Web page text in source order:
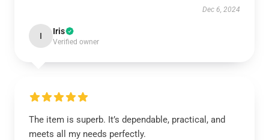
Dec 6, 2024
I Iris
Verified owner
The item is superb. It’s dependable, practical, and
meets all my needs perfectly.